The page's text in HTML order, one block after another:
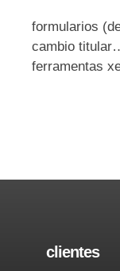
formularios
cambio
ferramentas
clientes